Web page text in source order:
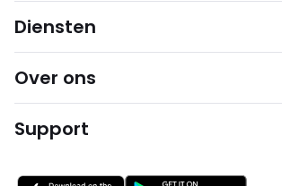
Diensten
Over ons
Support